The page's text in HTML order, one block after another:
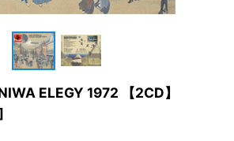
ELEGY 1972 【2CD】